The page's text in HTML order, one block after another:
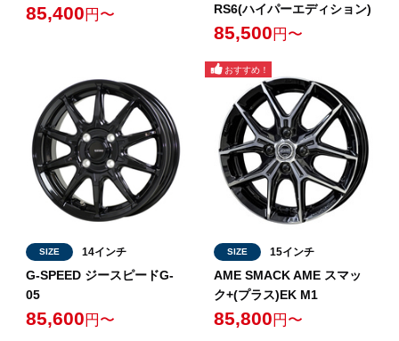
85,400 円〜
RS6(ハイパーエディション)
85,500 円〜
SIZE 14インチ
G-SPEED ジースピードG-
05
85,600 円〜
SIZE 15インチ
AME SMACK AME スマッ
ク+(プラス)EK M1
85,800 円〜